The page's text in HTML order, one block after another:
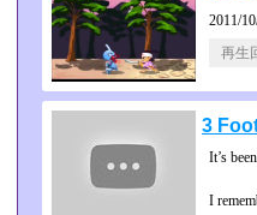
2011/
再
3
It’s
I